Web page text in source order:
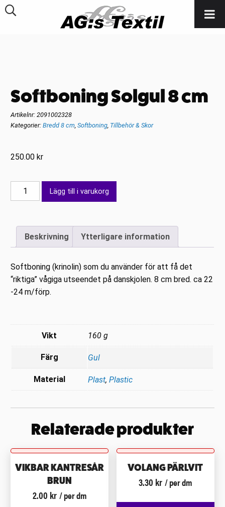
Softboning Solgul 8 cm
Artikelnr:2091002328
Kategorier:Bredd 8 cm,Softboning, Tillbehör & Skor
250.00kr
Softboning
Solgul
cm
mängd
Lägg till i varukorg
Beskrivning Ytterligare information
Softboning (krinolin) som du använder för att få det
“riktiga” vågiga utseendet på danskjolen. 8 cm bred. ca 22
-24 m/förp.
Vikt 160 g
Färg Gul
Material Plast,Plastic
Relaterade produkter
VIKBAR KANTRESÅR
BRUN
2.00 kr / per dm
VOLANG PÄRLVIT
3.30 kr / per dm